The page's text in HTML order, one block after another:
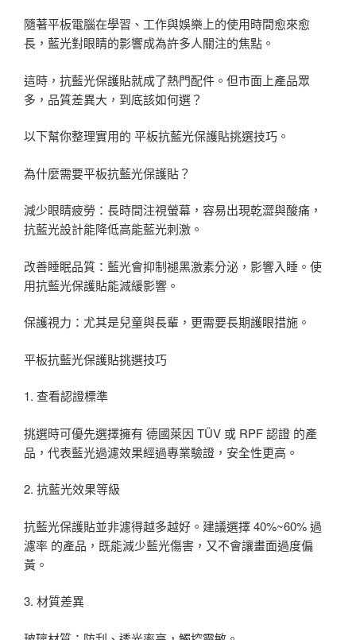
隨著平板電腦在學習、工作與娛樂上的使用時間愈來愈
長，藍光對眼睛的影響成為許多人關注的焦點。
這時，抗藍光保護貼就成了熱門配件。但市面上產品眾
多，品質差異大，到底該如何選？
以下幫你整理實用的 平板抗藍光保護貼挑選技巧。
為什麼需要平板抗藍光保護貼？
減少眼睛疲勞：長時間注視螢幕，容易出現乾澀與酸痛，
抗藍光設計能降低高能藍光刺激。
改善睡眠品質：藍光會抑制褪黑激素分泌，影響入睡。使
用抗藍光保護貼能減緩影響。
保護視力：尤其是兒童與長輩，更需要長期護眼措施。
平板抗藍光保護貼挑選技巧
1. 查看認證標準
挑選時可優先選擇擁有 德國萊因 TÜV 或 RPF 認證 的產
品，代表藍光過濾效果經過專業驗證，安全性更高。
2. 抗藍光效果等級
抗藍光保護貼並非濾得越多越好。建議選擇 40%~60% 過
濾率 的產品，既能減少藍光傷害，又不會讓畫面過度偏
黃。
3. 材質差異